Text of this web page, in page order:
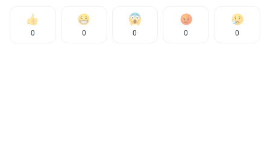
0 0 0 0 0